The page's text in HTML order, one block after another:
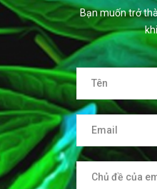
Bạn muốn trở